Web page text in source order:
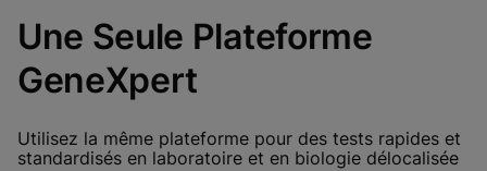
Une Seule Plateforme
GeneXpert
Utilisez la même plateforme pour des tests rapides et
standardisés en laboratoire et en biologie délocalisée